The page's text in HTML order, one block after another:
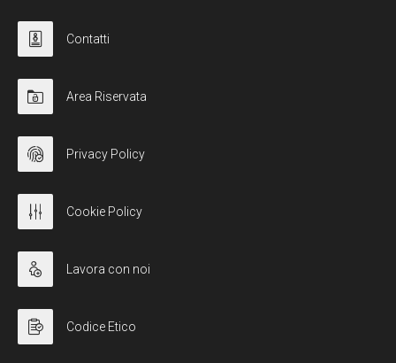
Contatti
Area Riservata
Privacy Policy
Cookie Policy
Lavora con noi
Codice Etico